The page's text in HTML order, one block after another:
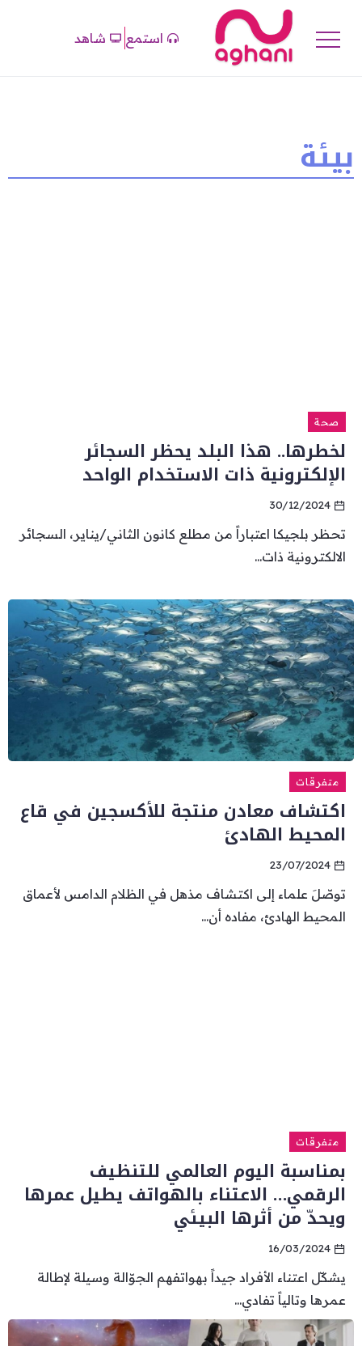
استمع شاهد
بيئة
صحة
لخطرها.. هذا البلد يحظر السجائر
الإلكترونية ذات الاستخدام الواحد
30/12/2024
تحظر بلجيكا اعتباراً من مطلع كانون الثاني/يناير، السجائر
الالكترونية ذات...
متفرقات
اكتشاف معادن منتجة للأكسجين في قاع
المحيط الهادئ
23/07/2024
توصّلَ علماء إلى اكتشاف مذهل في الظلام الدامس لأعماق
المحيط الهادئ، مفاده أن...
متفرقات
بمناسبة اليوم العالمي للتنظيف
الرقمي… الاعتناء بالهواتف يطيل عمرها
ويحدّ من أثرها البيئي
16/03/2024
يشكّل اعتناء الأفراد جيداً بهواتفهم الجوّالة وسيلة لإطالة
عمرها وتالياً تفادي...